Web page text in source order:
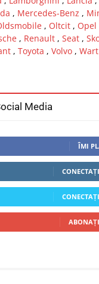
, Mercedes-Benz ,
, Oltcit, Opel
, Renault, Seat,
, Toyota , Volvo,
Media
ÎMI